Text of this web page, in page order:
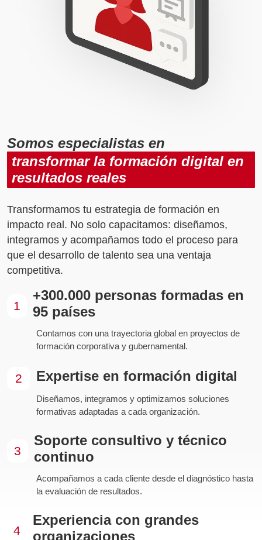
Somos especialistas en
transformar la formación digital en
resultados reales
Transformamos tu estrategia de formación en
impacto real. No solo capacitamos: diseñamos,
integramos y acompañamos todo el proceso para
que el desarrollo de talento sea una ventaja
competitiva.
1
+300.000 personas formadas en
95 países
Contamos con una trayectoria global en proyectos de
formación corporativa y gubernamental.
2 Expertise en formación digital
Diseñamos, integramos y optimizamos soluciones
formativas adaptadas a cada organización.
3
Soporte consultivo y técnico
continuo
Acompañamos a cada cliente desde el diagnóstico hasta
la evaluación de resultados.
4
Experiencia con grandes
organizaciones